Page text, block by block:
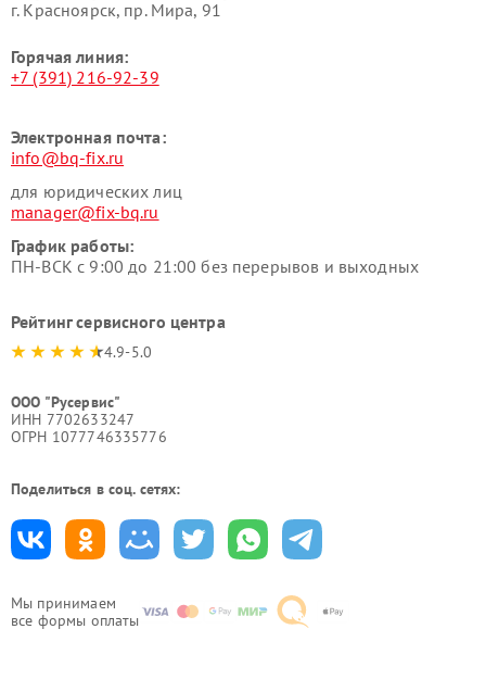
Мы принимаем
все формы оплаты
г. Красноярск, ​пр. Мира, 91
Горячая линия:
+7 (391) 216-92-39
Электронная почта:
info@bq-fix.ru
для юридических лиц
manager@fix-bq.ru
График работы:
ПН-ВСК с 9:00 до 21:00 без перерывов и выходных
Рейтинг сервисного центра
4.9-5.0
ООО "Русервис"
ИНН 7702633247
ОГРН 1077746335776
Поделиться в соц. сетях: